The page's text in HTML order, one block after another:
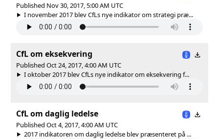
Published Nov 30, 2017, 5:00 AM UTC
I november 2017 blev CfLs nye indikator om strategi præ...
CfL om eksekvering
Published Oct 24, 2017, 4:00 AM UTC
I oktober 2017 blev CfLs nye indikator om eksekvering f...
CfL om daglig ledelse
Published Oct 4, 2017, 4:00 AM UTC
2017 indikatoren om daglig ledelse blev præsenteret på ...